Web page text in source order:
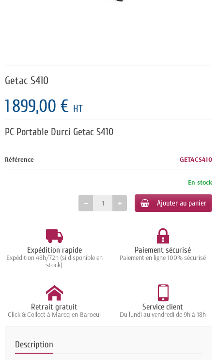
Getac S410
1 899,00 € HT
PC Portable Durci Getac S410
Référence GETACS410
En stock
Ajouter au panier
Expédition rapide
Expédition 48h/72h (si disponible en
stock)
Paiement sécurisé
Paiement en ligne 100% sécurisé
Retrait gratuit
Click & Collect à Marcq-en-Baroeul
Service client
Du lundi au vendredi de 9h à 18h
Description